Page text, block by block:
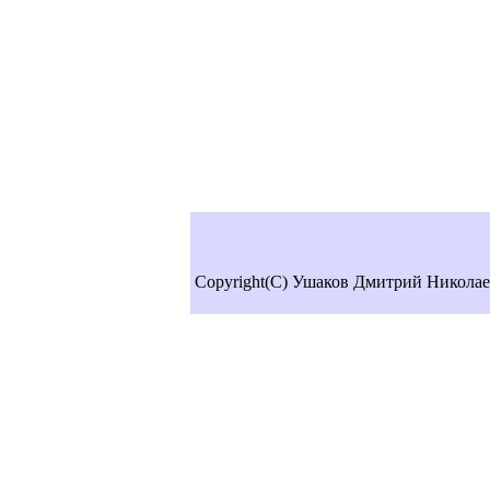
Copyright(C) Ушаков Дмитрий